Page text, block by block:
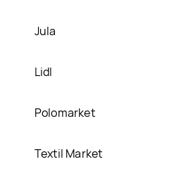
Jula
Lidl
Polomarket
Textil Market